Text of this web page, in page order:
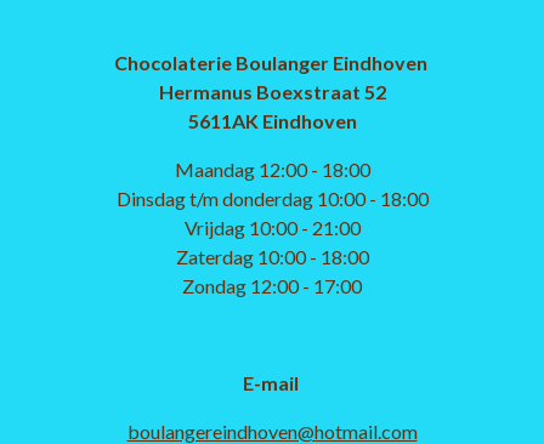
Chocolaterie Boulanger Eindhoven
Hermanus Boexstraat 52
5611AK Eindhoven
Maandag 12:00 - 18:00
Dinsdag t/m donderdag 10:00 - 18:00
Vrijdag 10:00 - 21:00
Zaterdag 10:00 - 18:00
Zondag 12:00 - 17:00
E-mail
boulangereindhoven@hotmail.com